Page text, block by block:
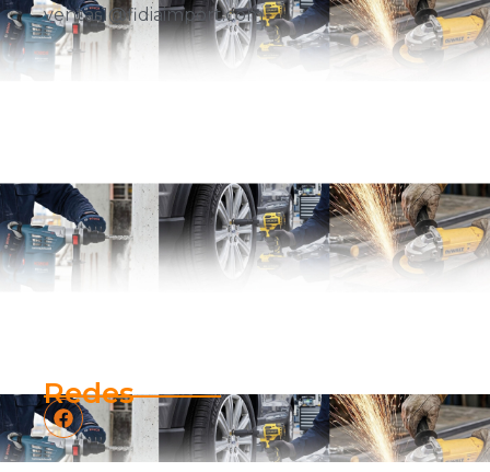
ventas1@fidiaimport.com
Redes